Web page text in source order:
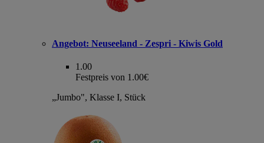
Angebot: Neuseeland - Zespri - Kiwis Gold
1.00
Festpreis von 1.00€
„Jumbo", Klasse I, Stück